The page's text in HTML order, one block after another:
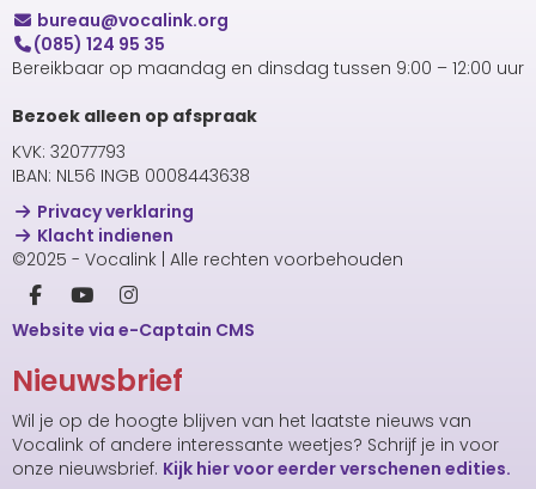
uaerub@vocalink.org
(085) 124 95 35
Bereikbaar op maandag en dinsdag tussen 9:00 – 12:00 uur
Bezoek alleen op afspraak
KVK: 32077793
IBAN: NL56 INGB 0008443638
Privacy verklaring
Klacht indienen
©2025 - Vocalink | Alle rechten voorbehouden
Website via e-Captain CMS
Nieuwsbrief
Wil je op de hoogte blijven van het laatste nieuws van
Vocalink of andere interessante weetjes? Schrijf je in voor
onze nieuwsbrief. Kijk hier voor eerder verschenen edities.